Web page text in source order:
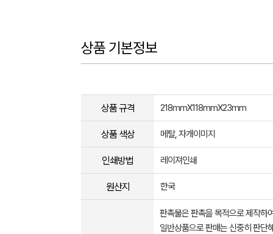
상품 기본정보
상품 규격 218mmX118mmX23mm
상품 색상 메탈, 자개이미지
인쇄방법 레이져인쇄
원산지 한국
판촉물은 판촉을 목적으로 제작하
일반상품으로 판매는 신중히 판단